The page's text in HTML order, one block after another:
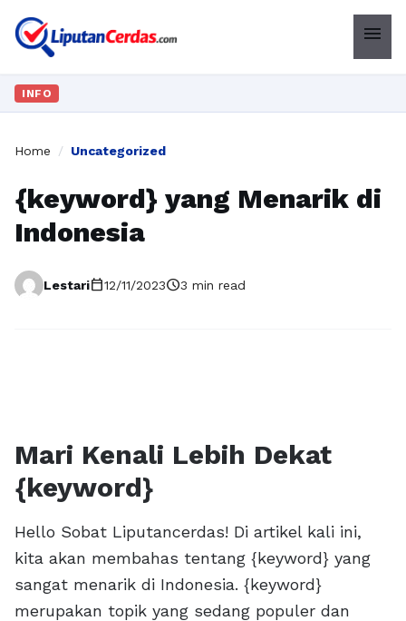
menu
INFO
Home / Uncategorized
{keyword} yang Menarik di
Indonesia
Lestaricalendar_today12/11/2023schedule3 min read
Mari Kenali Lebih Dekat
{keyword}
Hello Sobat Liputancerdas! Di artikel kali ini,
kita akan membahas tentang {keyword} yang
sangat menarik di Indonesia. {keyword}
merupakan topik yang sedang populer dan